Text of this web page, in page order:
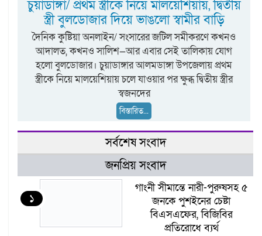
চুয়াডাঙ্গা/ প্রথম স্ত্রীকে নিয়ে মালয়েশিয়ায়, দ্বিতীয়
স্ত্রী বুলডোজার দিয়ে ভাঙলো স্বামীর বাড়ি
দৈনিক কুষ্টিয়া অনলাইন/ সংসারের জটিল সমীকরণে কখনও
আদালত, কখনও সালিশ—আর এবার সেই তালিকায় যোগ
হলো বুলডোজার। চুয়াডাঙ্গার আলমডাঙ্গা উপজেলায় প্রথম
স্ত্রীকে নিয়ে মালয়েশিয়ায় চলে যাওয়ার পর ক্ষুব্ধ দ্বিতীয় স্ত্রীর
স্বজনদের
বিস্তারিত...
সর্বশেষ সংবাদ
জনপ্রিয় সংবাদ
১
গাংনী সীমান্তে নারী-পুরুষসহ ৫
জনকে পুশইনের চেষ্টা
বিএসএফের, বিজিবির
প্রতিরোধে ব্যর্থ